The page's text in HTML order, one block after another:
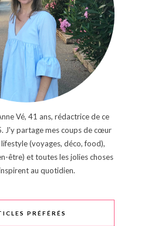
Vé, 41 ans, rédactrice de ce
J'y partage mes coups de cœur
(voyages, déco, food),
être) et toutes les jolies choses
au quotidien.
PRÉFÉRÉS